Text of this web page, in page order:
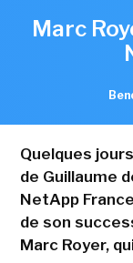
Marc
Quelques
de Guillaume
NetApp
de son
Marc Royer,